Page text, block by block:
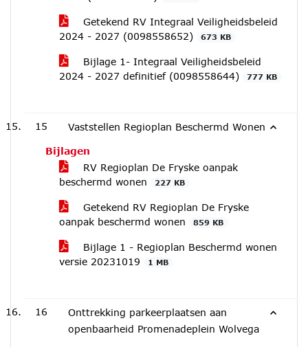
Getekend RV Integraal Veiligheidsbeleid
2024 - 2027 (0098558652)
673 KB
Bijlage 1- Integraal Veiligheidsbeleid
2024 - 2027 definitief (0098558644)
777 KB
15 Vaststellen Regioplan Beschermd Wonen
Bijlagen
RV Regioplan De Fryske oanpak
beschermd wonen
227 KB
Getekend RV Regioplan De Fryske
oanpak beschermd wonen
859 KB
Bijlage 1 - Regioplan Beschermd wonen
versie 20231019
1 MB
16
Onttrekking parkeerplaatsen aan
openbaarheid Promenadeplein Wolvega